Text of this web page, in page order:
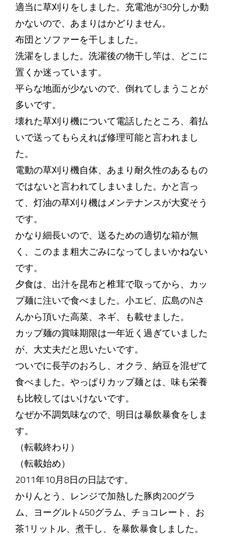
適当に草刈りをしました。充電池が30分しか動
かないので、あまりはかどりません。
布団とソファーを干しました。
洗濯をしました。洗濯後の物干し竿は、どこに
置くか迷っています。
平らな地面が少ないので、倒れてしまうことが
多いです。
壊れた草刈り機について電話したところ、着払
いで送ってもらえれば修理可能と言われまし
た。
電動の草刈り機自体、あまり耐久性のあるもの
ではないと言われてしまいました。かと言っ
て、灯油の草刈り機はメンテナンスが大変そう
です。
かなり細長いので、送るための適切な箱が無
く、このまま粗大ごみになってしまいかねない
です。
夕食は、出汁を昆布と椎茸で取ってから、カッ
プ麺に注いで食べました。小エビ、広島のNさ
んから頂いた高菜、ネギ、も載せました。
カップ麺の賞味期限は一年近く過ぎていました
が、大丈夫だと思いたいです。
ついでに長芋のおろし、オクラ、納豆を混ぜて
食べました。やっぱりカップ麺とは、味も栄養
も比較してはいけないです。
なぜか不調気味なので、明日は暴飲暴食をしま
す。
（転載終わり）
（転載始め）
2011年10月8日の日誌です。
かりんとう、レンジで加熱した豚肉200グラ
ム、ヨーグルト450グラム、チョコレート、お
茶1リットル、煮干し、を暴飲暴食しました。